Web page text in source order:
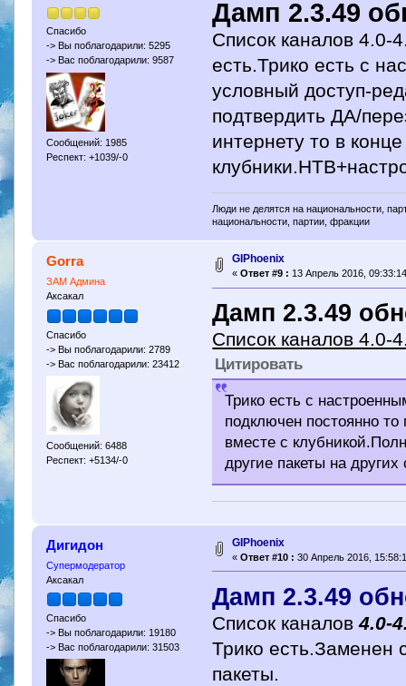
Спасибо
-> Вы поблагодарили: 5295
-> Вас поблагодарили: 9587
Сообщений: 1985
Респект: +1039/-0
Дамп 2.3.49
Список каналов 4.0-
есть.Трико есть с
условный доступ-
подтвердить ДА/
интернету то в
Люди не делятся на национальности,
национальности, партии, фракции
Gorra
ЗАМ Админа
Аксакал
Спасибо
-> Вы поблагодарили: 2789
-> Вас поблагодарили: 23412
Сообщений: 6488
Респект: +5134/-0
GIPhoenix
« Ответ #9 : 13 Апрель 2016,
Дамп 2.3.49
Список каналов 4.0-
Цитировать
Трико есть с
подключен постоянно то
вместе с
другие пакеты на других
Дигидон
Супермодератор
Аксакал
Спасибо
-> Вы поблагодарили: 19180
-> Вас поблагодарили: 31503
GIPhoenix
« Ответ #10 : 30 Апрель 2016,
Дамп 2.3.49
Список каналов4.0-
Трико есть.Заменен
пакеты.